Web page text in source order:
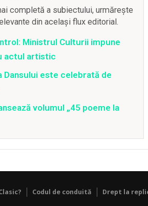
completă a subiectului, urmărește
din același flux editorial.
Ministrul Culturii impune
actul artistic
Dansului este celebrată de
volumul „45 poeme la
Codul de conduită Drept la